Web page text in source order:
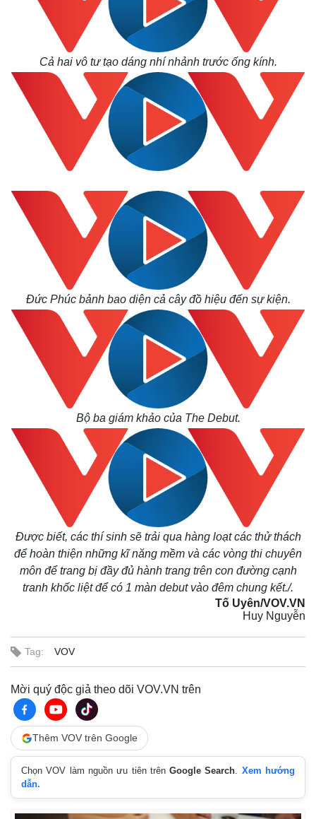
Kinh tế
Bất động sản
Khởi nghiệp
Thị trường
Giá vàng
Tiêu dùng
Tỷ giá
Chứng khoán
Giá cà phê
Cả hai vô tư tạo dáng nhí nhảnh trước ống kính.
Đức Phúc bảnh bao diện cả cây đồ hiệu đến sự kiện.
Bộ ba giám khảo của The Debut.
Được biết, các thí sinh sẽ trải qua hàng loạt các thử thách
để hoàn thiện những kĩ năng mềm và các vòng thi chuyên
môn để trang bị đầy đủ hành trang trên con đường cạnh
tranh khốc liệt để có 1 màn debut vào đêm chung kết./.
Tố Uyên/VOV.VN
Huy Nguyễn
Tag: VOV
Mời quý độc giả theo dõi VOV.VN trên
Thêm VOV trên Google
Chọn VOV làm nguồn ưu tiên trênGoogle Search. Xem hướng
dẫn.